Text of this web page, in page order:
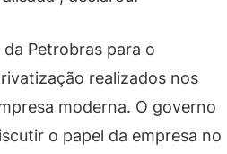
Petrobras para o
realizados nos
moderna. O governo
o papel da empresa no